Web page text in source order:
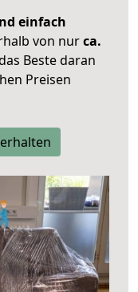
einfach
von nurca.
Beste daran
Preisen